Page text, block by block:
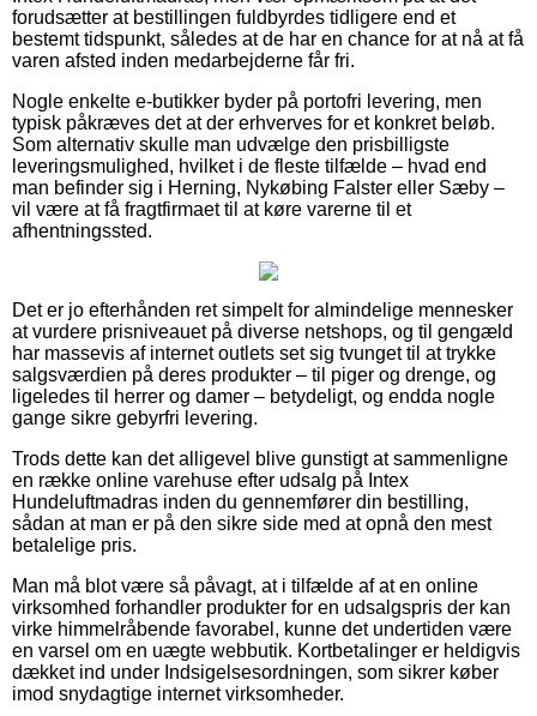
forudsætter at bestillingen fuldbyrdes tidligere end et
bestemt tidspunkt, således at de har en chance for at nå at få
varen afsted inden medarbejderne får fri.
Nogle enkelte e-butikker byder på portofri levering, men
typisk påkræves det at der erhverves for et konkret beløb.
Som alternativ skulle man udvælge den prisbilligste
leveringsmulighed, hvilket i de fleste tilfælde – hvad end
man befinder sig i Herning, Nykøbing Falster eller Sæby –
vil være at få fragtfirmaet til at køre varerne til et
afhentningssted.
Det er jo efterhånden ret simpelt for almindelige mennesker
at vurdere prisniveauet på diverse netshops, og til gengæld
har massevis af internet outlets set sig tvunget til at trykke
salgsværdien på deres produkter – til piger og drenge, og
ligeledes til herrer og damer – betydeligt, og endda nogle
gange sikre gebyrfri levering.
Trods dette kan det alligevel blive gunstigt at sammenligne
en række online varehuse efter udsalg på Intex
Hundeluftmadras inden du gennemfører din bestilling,
sådan at man er på den sikre side med at opnå den mest
betalelige pris.
Man må blot være så påvagt, at i tilfælde af at en online
virksomhed forhandler produkter for en udsalgspris der kan
virke himmelråbende favorabel, kunne det undertiden være
en varsel om en uægte webbutik. Kortbetalinger er heldigvis
dækket ind under Indsigelsesordningen, som sikrer køber
imod snydagtige internet virksomheder.